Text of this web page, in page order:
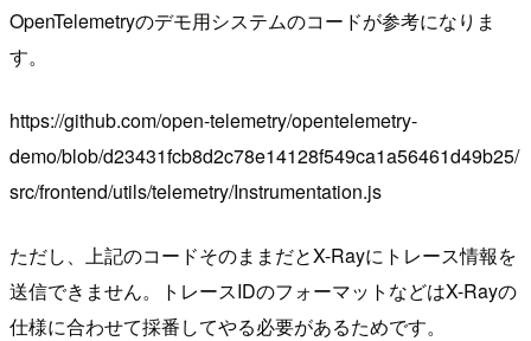
OpenTelemetryのデモ用システムのコードが参考になりま
す。
https://github.com/open-telemetry/opentelemetry-
demo/blob/d23431fcb8d2c78e14128f549ca1a56461d49b25/
src/frontend/utils/telemetry/Instrumentation.js
ただし、上記のコードそのままだとX-Rayにトレース情報を
送信できません。トレースIDのフォーマットなどはX-Rayの
仕様に合わせて採番してやる必要があるためです。